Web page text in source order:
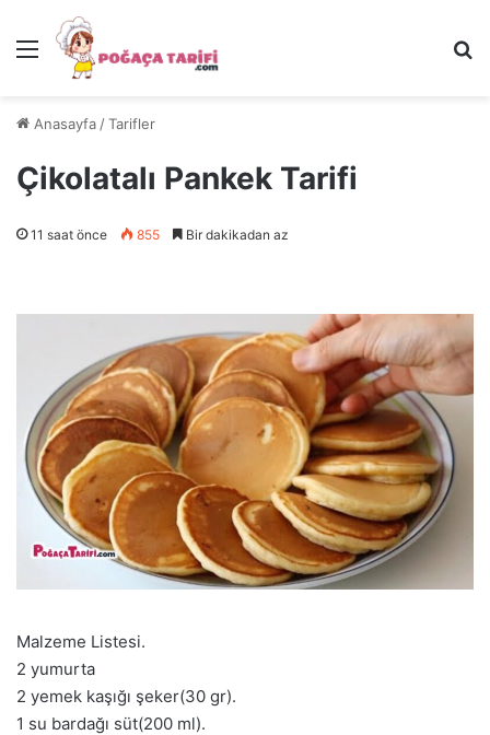
Menü
Anasayfa /Tarifler
Çikolatalı Pankek Tarifi
11 saat önce 855 Bir dakikadan az
Malzeme Listesi.
2 yumurta
2 yemek kaşığı şeker(30 gr).
1 su bardağı süt(200 ml).